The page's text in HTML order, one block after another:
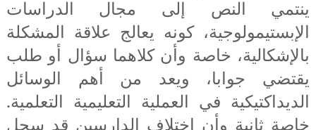
ينتمي النص إلى مجال الدراسات
الإبستيمولوجية، كونه يعالج علاقة المشكلة
بالإشكالية، خاصة وأن كلاهما سؤال أو طلب
يقتضي جوابا، ويعد من أهم الوسائل
الديداكتيكية في العملية التعليمية التعلمية.
خاصة ثانية وأن اختلاف الدارسين قد سجل